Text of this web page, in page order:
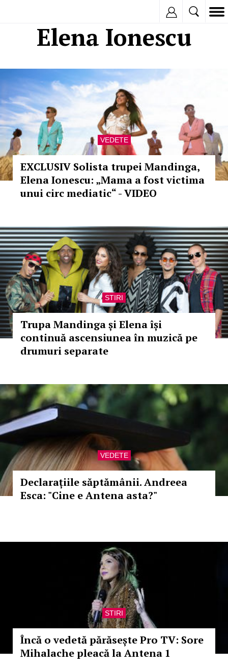
Elena Ionescu
VEDETE
EXCLUSIV Solista trupei Mandinga,
Elena Ionescu: „Mama a fost victima
unui circ mediatic“ - VIDEO
STIRI
Trupa Mandinga și Elena își
continuă ascensiunea în muzică pe
drumuri separate
VEDETE
Declarațiile săptămânii. Andreea
Esca: "Cine e Antena asta?"
STIRI
Încă o vedetă părăsește Pro TV: Sore
Mihalache pleacă la Antena 1